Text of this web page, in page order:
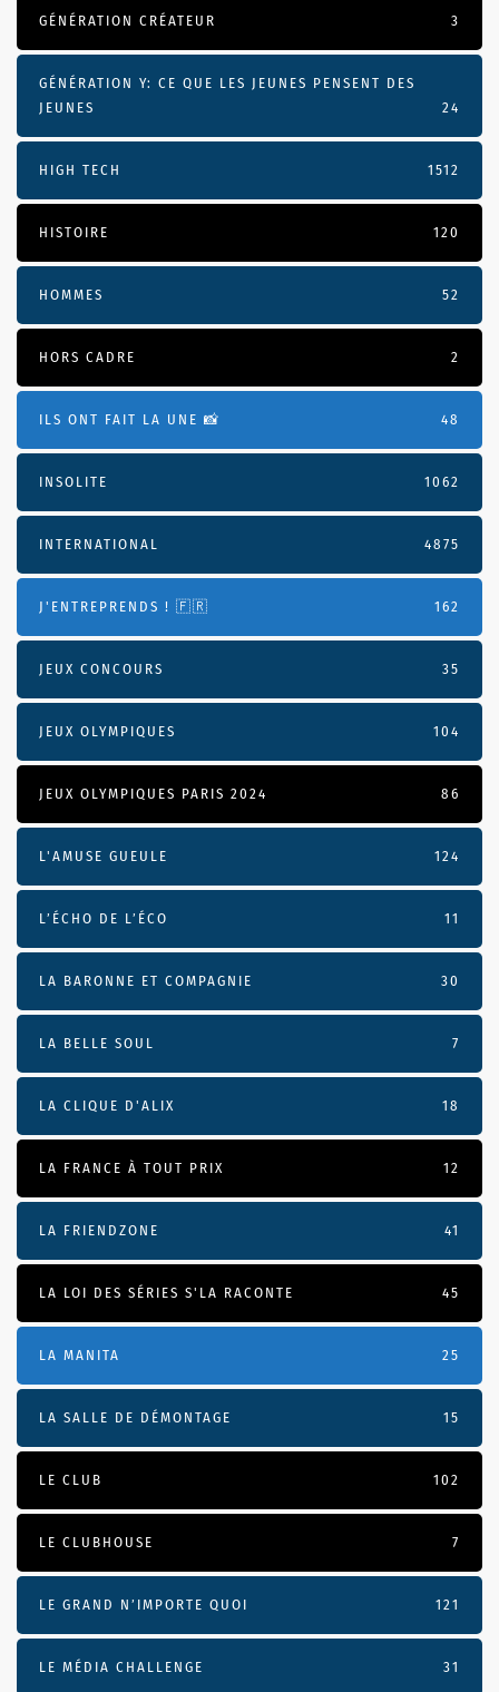
GÉNÉRATION CRÉATEUR 3
GÉNÉRATION Y: CE QUE LES JEUNES PENSENT DES
JEUNES
24
HIGH TECH 1512
HISTOIRE 120
HOMMES 52
HORS CADRE 2
ILS ONT FAIT LA UNE 📸 48
INSOLITE 1062
INTERNATIONAL 4875
J'ENTREPRENDS ! 🇫🇷 162
JEUX CONCOURS 35
JEUX OLYMPIQUES 104
JEUX OLYMPIQUES PARIS 2024 86
L'AMUSE GUEULE 124
L’ÉCHO DE L’ÉCO 11
LA BARONNE ET COMPAGNIE 30
LA BELLE SOUL 7
LA CLIQUE D'ALIX 18
LA FRANCE À TOUT PRIX 12
LA FRIENDZONE 41
LA LOI DES SÉRIES S'LA RACONTE 45
LA MANITA 25
LA SALLE DE DÉMONTAGE 15
LE CLUB 102
LE CLUBHOUSE 7
LE GRAND N’IMPORTE QUOI 121
LE MÉDIA CHALLENGE 31